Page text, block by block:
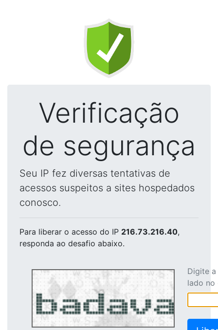
Verificação
de segurança
Seu IP fez diversas tentativas de
acessos suspeitos a sites hospedados
conosco.
Para liberar o acesso do IP 216.73.216.40,
responda ao desafio abaixo.
Digite
lado no